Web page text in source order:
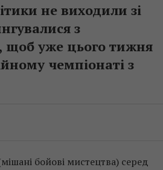
не виходили зі
з
щоб уже цього тижня
чемпіонаті з
бойові мистецтва) серед